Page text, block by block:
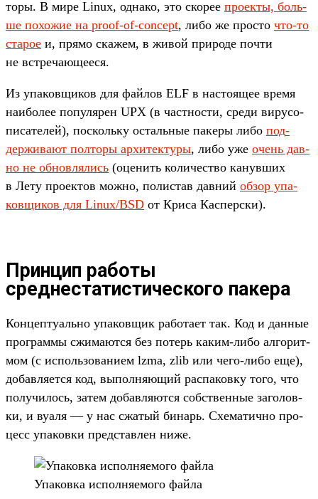
торы. В мире Linux, одна­ко, это ско­рее про­екты, боль­
ше похожие на proof-of-concept, либо же прос­то что‑то
ста­рое и, пря­мо ска­жем, в живой при­роде поч­ти
не встре­чающееся.
Из упа­ков­щиков для фай­лов ELF в нас­тоящее вре­мя
наибо­лее популя­рен UPX (в час­тнос­ти, сре­ди вирусо­
писа­телей), пос­коль­ку осталь­ные пакеры либо под­
держи­вают пол­торы архи­тек­туры, либо уже очень дав­
но не обновля­лись (оце­нить количес­тво канув­ших
в Лету про­ектов мож­но, полис­тав дав­ний об­зор упа­
ков­щиков для Linux/BSD от Кри­са Кас­пер­ски).
Принцип работы
среднестатистического пакера
Кон­цепту­аль­но упа­ков­щик работа­ет так. Код и дан­ные
прог­раммы сжи­мают­ся без потерь каким‑либо алго­рит­
мом (с исполь­зовани­ем lzma, zlib или чего‑либо еще),
добав­ляет­ся код, выпол­няющий рас­паков­ку того, что
получи­лось, затем добав­ляют­ся собс­твен­ные заголов­
ки, и вуаля — у нас сжа­тый бинарь. Схе­матич­но про­
цесс упа­ков­ки пред­став­лен ниже.
Упа­ков­ка исполня­емо­го фай­ла